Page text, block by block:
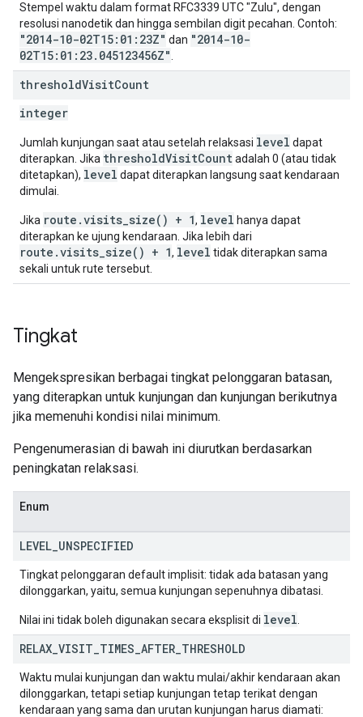
Stempel waktu dalam format RFC3339 UTC "Zulu", dengan
resolusi nanodetik dan hingga sembilan digit pecahan. Contoh:
"2014-10-02T15:01:23Z" dan "2014-10-
02T15:01:23.045123456Z"
thresholdVisitCount
integer
Jumlah kunjungan saat atau setelah relaksasi level dapat
diterapkan. Jika thresholdVisitCountadalah 0 (atau tidak
ditetapkan), level dapat diterapkan langsung saat kendaraan
dimulai.
Jika route.visits_size() + 1, level hanya dapat
diterapkan ke ujung kendaraan. Jika lebih dari
route.visits_size() + 1, level tidak diterapkan sama
sekali untuk rute tersebut.
Tingkat
Mengekspresikan berbagai tingkat pelonggaran batasan,
yang diterapkan untuk kunjungan dan kunjungan berikutnya
jika memenuhi kondisi nilai minimum.
Pengenumerasian di bawah ini diurutkan berdasarkan
peningkatan relaksasi.
Enum
LEVEL UNSPECIFIED
Tingkat pelonggaran default implisit: tidak ada batasan yang
dilonggarkan, yaitu, semua kunjungan sepenuhnya dibatasi.
Nilai ini tidak boleh digunakan secara eksplisit di level
RELAX VISIT TIMES AFTER THRESHOLD
Waktu mulai kunjungan dan waktu mulai/akhir kendaraan akan
dilonggarkan, tetapi setiap kunjungan tetap terikat dengan
kendaraan yang sama dan urutan kunjungan harus diamati: